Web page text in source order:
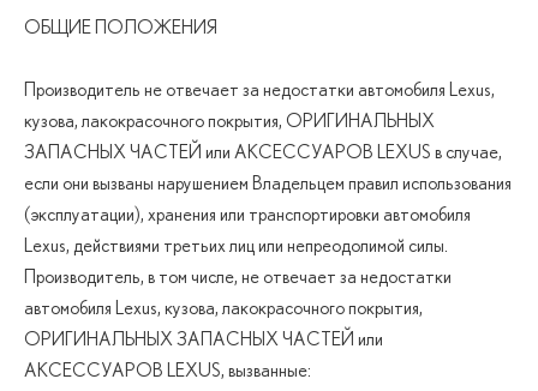
ОБЩИЕ ПОЛОЖЕНИЯ
Производитель не отвечает за недостатки автомобиля Lexus,
кузова, лакокрасочного покрытия, ОРИГИНАЛЬНЫХ
ЗАПАСНЫХ ЧАСТЕЙ или АКСЕССУАРОВ LEXUS в случае,
если они вызваны нарушением Владельцем правил использования
(эксплуатации), хранения или транспортировки автомобиля
Lexus, действиями третьих лиц или непреодолимой силы.
Производитель, в том числе, не отвечает за недостатки
автомобиля Lexus, кузова, лакокрасочного покрытия,
ОРИГИНАЛЬНЫХ ЗАПАСНЫХ ЧАСТЕЙ или
АКСЕССУАРОВ LEXUS, вызванные: